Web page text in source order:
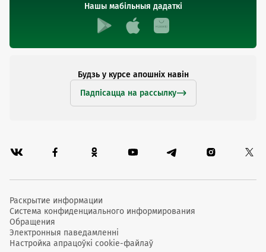
Нашы мабільныя дадаткі
Будзь у курсе апошніх навін
Падпісацца на рассылку
Раскрытие информации
Система конфиденциального информирования
Обращения
Электронныя паведамленні
Настройка апрацоўкі cookie-файлаў